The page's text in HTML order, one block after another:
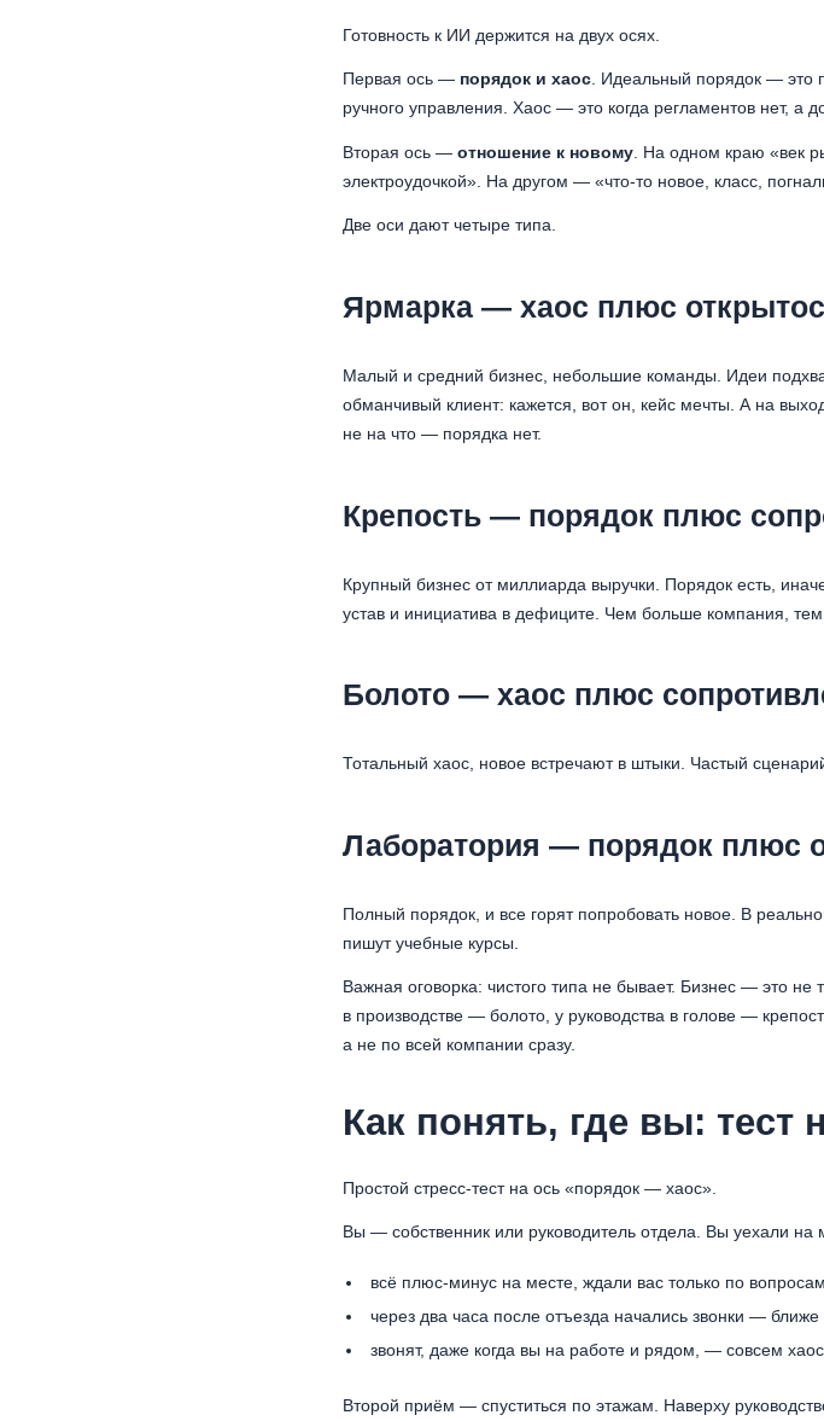
Готовность к ИИ держится на двух осях.
Первая ось — порядок и хаос. Идеальный порядок — это
ручного управления. Хаос — это когда регламентов нет, а
Вторая ось —отношение к новому . На одном краю «век
электроудочкой». На другом — «что-то новое, класс,
Две оси дают четыре типа.
Ярмарка — хаос плюс
Малый и средний бизнес, небольшие команды. Идеи
обманчивый клиент: кажется, вот он, кейс мечты. А на
не на что — порядка нет.
Крепость — порядок плюс
Крупный бизнес от миллиарда выручки. Порядок есть,
устав и инициатива в дефиците. Чем больше компания,
Болото — хаос плюс
Тотальный хаос, новое встречают в штыки. Частый
Лаборатория — порядок плюс
Полный порядок, и все горят попробовать новое. В
пишут учебные курсы.
Важная оговорка: чистого типа не бывает. Бизнес — это
в производстве — болото, у руководства в голове —
а не по всей компании сразу.
Как понять, где вы: тест
Простой стресс-тест на ось «порядок — хаос».
Вы — собственник или руководитель отдела. Вы уехали
всё плюс-минус на месте, ждали вас только по
через два часа после отъезда начались звонки — ближе
звонят, даже когда вы на работе и рядом, — совсем хаос.
Второй приём — спуститься по этажам. Наверху